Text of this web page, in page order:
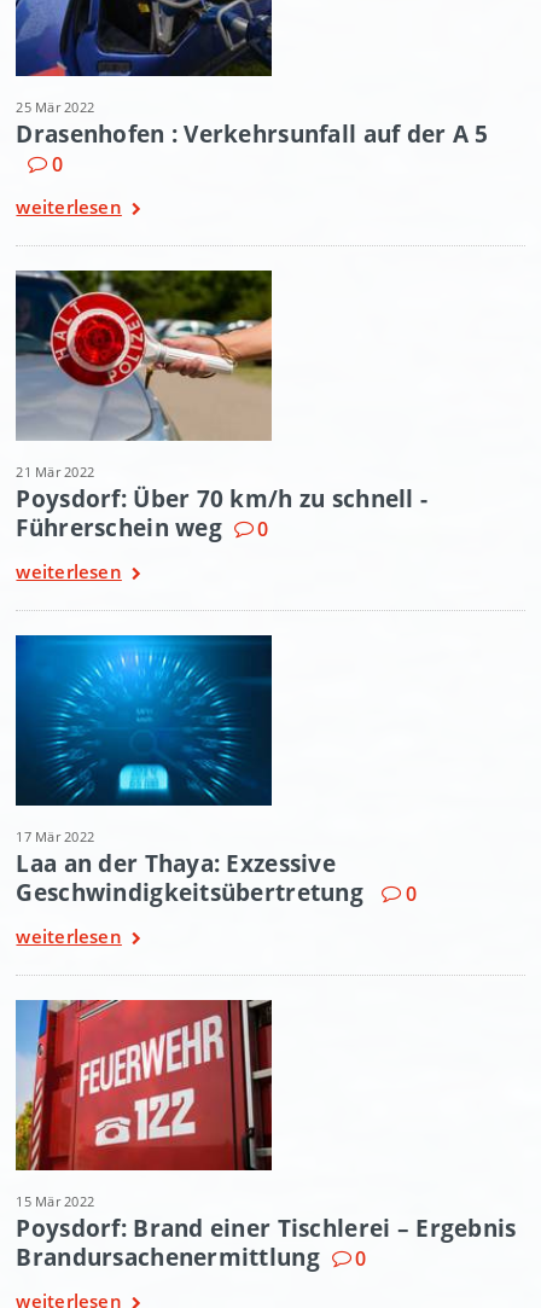
25 Mär 2022
Drasenhofen : Verkehrsunfall auf der A 5
0
weiterlesen
21 Mär 2022
Poysdorf: Über 70 km/h zu schnell -
Führerschein weg
0
weiterlesen
17 Mär 2022
Laa an der Thaya: Exzessive
Geschwindigkeitsübertretung
0
weiterlesen
15 Mär 2022
Poysdorf: Brand einer Tischlerei – Ergebnis
Brandursachenermittlung
0
weiterlesen